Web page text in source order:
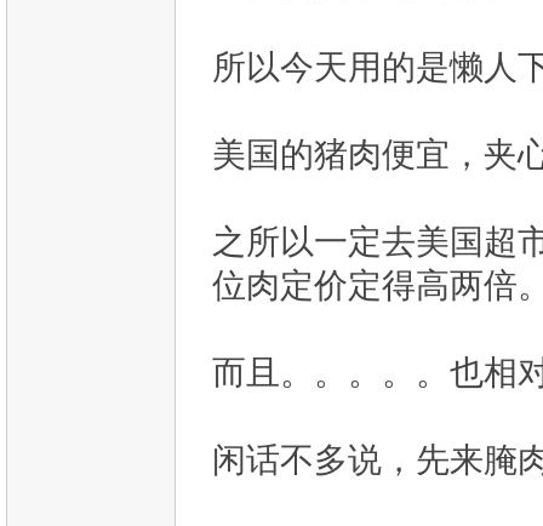
所以今天用的是懒人
美国的猪肉便宜，夹
之所以一定去美国超
位肉定价定得高两倍
而且。。。。。也相
闲话不多说，先来腌